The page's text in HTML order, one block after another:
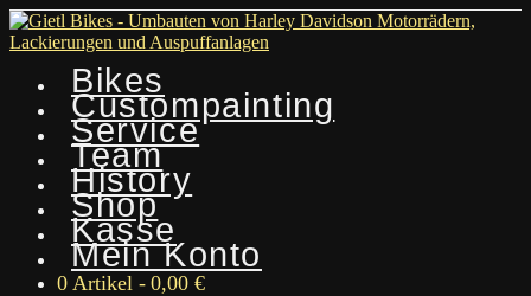
Bikes
Custompainting
Service
Team
History
Shop
Kasse
Mein Konto
0 Artikel 0,00 €